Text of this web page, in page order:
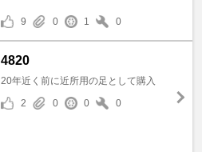
9 0 1 0
4820
20年近く前に近所用の足として購入
2
0 0 0